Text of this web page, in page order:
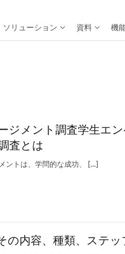
ソリューション 資料 機
ジメント調査学生エ
査とは
ントは、学問的な成功、 […]
の内容、種類、ステッ